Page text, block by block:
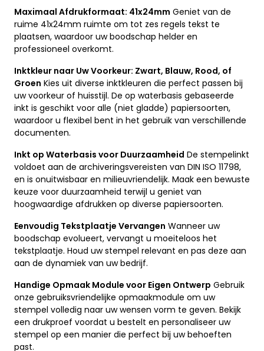
Maximaal Afdrukformaat: 41x24mm Geniet van de
ruime 41x24mm ruimte om tot zes regels tekst te
plaatsen, waardoor uw boodschap helder en
professioneel overkomt.
Inktkleur naar Uw Voorkeur: Zwart, Blauw, Rood, of
Groen Kies uit diverse inktkleuren die perfect passen bij
uw voorkeur of huisstijl. De op waterbasis gebaseerde
inkt is geschikt voor alle (niet gladde) papiersoorten,
waardoor u flexibel bent in het gebruik van verschillende
documenten.
Inkt op Waterbasis voor Duurzaamheid De stempelinkt
voldoet aan de archiveringsvereisten van DIN ISO 11798,
en is onuitwisbaar en milieuvriendelijk. Maak een bewuste
keuze voor duurzaamheid terwijl u geniet van
hoogwaardige afdrukken op diverse papiersoorten.
Eenvoudig Tekstplaatje Vervangen Wanneer uw
boodschap evolueert, vervangt u moeiteloos het
tekstplaatje. Houd uw stempel relevant en pas deze aan
aan de dynamiek van uw bedrijf.
Handige Opmaak Module voor Eigen Ontwerp Gebruik
onze gebruiksvriendelijke opmaakmodule om uw
stempel volledig naar uw wensen vorm te geven. Bekijk
een drukproef voordat u bestelt en personaliseer uw
stempel op een manier die perfect bij uw behoeften
past.